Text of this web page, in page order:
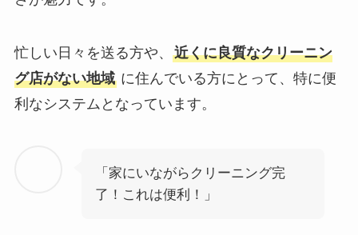
忙しい日々を送る方や、 近くに良質なクリーニン
グ店がない地域に住んでいる方にとって、特に便
利なシステムとなっています。
「家にいながらクリーニング完
了！これは便利！」